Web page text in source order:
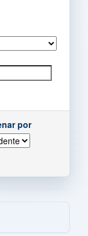
por